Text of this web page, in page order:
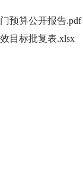
预算公开报告.pdf
目标批复表.xlsx